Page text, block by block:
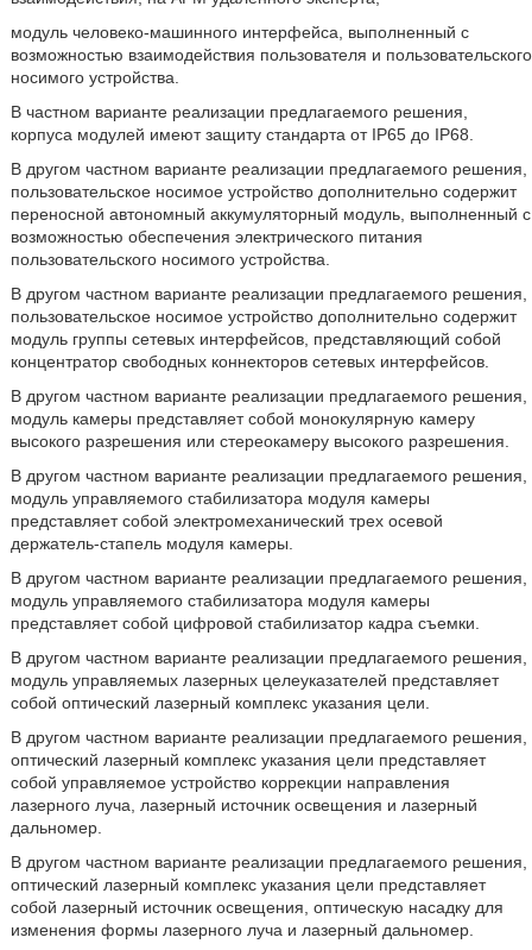
модуль человеко-машинного интерфейса, выполненный с
возможностью взаимодействия пользователя и пользовательского
носимого устройства.
В частном варианте реализации предлагаемого решения,
корпуса модулей имеют защиту стандарта от IP65 до IP68.
В другом частном варианте реализации предлагаемого решения,
пользовательское носимое устройство дополнительно содержит
переносной автономный аккумуляторный модуль, выполненный с
возможностью обеспечения электрического питания
пользовательского носимого устройства.
В другом частном варианте реализации предлагаемого решения,
пользовательское носимое устройство дополнительно содержит
модуль группы сетевых интерфейсов, представляющий собой
концентратор свободных коннекторов сетевых интерфейсов.
В другом частном варианте реализации предлагаемого решения,
модуль камеры представляет собой монокулярную камеру
высокого разрешения или стереокамеру высокого разрешения.
В другом частном варианте реализации предлагаемого решения,
модуль управляемого стабилизатора модуля камеры
представляет собой электромеханический трех осевой
держатель-стапель модуля камеры.
В другом частном варианте реализации предлагаемого решения,
модуль управляемого стабилизатора модуля камеры
представляет собой цифровой стабилизатор кадра съемки.
В другом частном варианте реализации предлагаемого решения,
модуль управляемых лазерных целеуказателей представляет
собой оптический лазерный комплекс указания цели.
В другом частном варианте реализации предлагаемого решения,
оптический лазерный комплекс указания цели представляет
собой управляемое устройство коррекции направления
лазерного луча, лазерный источник освещения и лазерный
дальномер.
В другом частном варианте реализации предлагаемого решения,
оптический лазерный комплекс указания цели представляет
собой лазерный источник освещения, оптическую насадку для
изменения формы лазерного луча и лазерный дальномер.